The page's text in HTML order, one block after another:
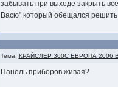
забывать при выходе закрыть
Васю" который обещался решить
Тема: КРАЙСЛЕР 300С ЕВРОПА 2006
Панель приборов живая?